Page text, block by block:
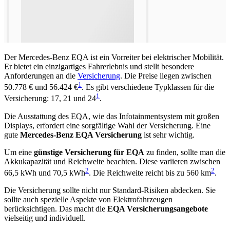
Der Mercedes-Benz EQA ist ein Vorreiter bei elektrischer Mobilität.
Er bietet ein einzigartiges Fahrerlebnis und stellt besondere
Anforderungen an die Versicherung. Die Preise liegen zwischen
50.778 € und 56.424 €1 . Es gibt verschiedene Typklassen für die
Versicherung: 17, 21 und 241.
Die Ausstattung des EQA, wie das Infotainmentsystem mit großen
Displays, erfordert eine sorgfältige Wahl der Versicherung. Eine
gute Mercedes-Benz EQA Versicherung ist sehr wichtig.
Um eine günstige Versicherung für EQA zu finden, sollte man die
Akkukapazität und Reichweite beachten. Diese variieren zwischen
66,5 kWh und 70,5 kWh2. Die Reichweite reicht bis zu 560 km2.
Die Versicherung sollte nicht nur Standard-Risiken abdecken. Sie
sollte auch spezielle Aspekte von Elektrofahrzeugen
berücksichtigen. Das macht die EQA Versicherungsangebote
vielseitig und individuell.